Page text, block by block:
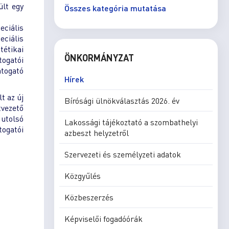
egy
az új
Összes kategória mutatása
ÖNKORMÁNYZAT
Hírek
Bírósági ülnökválasztás 2026. év
Lakossági tájékoztató a szombathelyi
azbeszt helyzetről
Szervezeti és személyzeti adatok
Közgyűlés
Közbeszerzés
Képviselői fogadóórák